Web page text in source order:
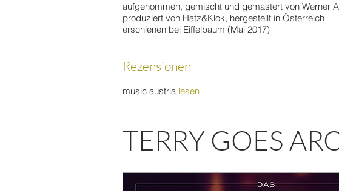
aufgenommen, gemischt und gemastert von Werner
produziert von Hatz&Klok, hergestellt in Österreich
erschienen bei Eiffelbaum (Mai 2017)
Rezensionen
music austria lesen
TERRY GOES